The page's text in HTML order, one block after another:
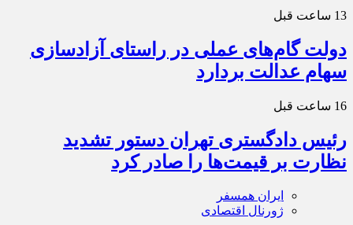
13 ساعت قبل
دولت گام‌های عملی در راستای آزادسازی
سهام عدالت بردارد
16 ساعت قبل
رئیس دادگستری تهران دستور تشدید
نظارت بر قیمت‌ها را صادر کرد
ایران همسفر
ژورنال اقتصادی